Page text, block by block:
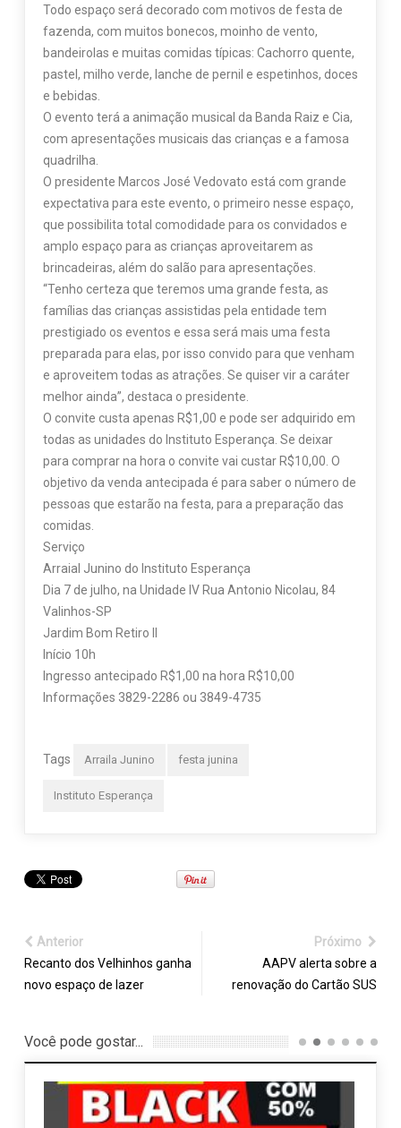
Todo espaço será decorado com motivos de festa de
fazenda, com muitos bonecos, moinho de vento,
bandeirolas e muitas comidas típicas: Cachorro quente,
pastel, milho verde, lanche de pernil e espetinhos, doces
e bebidas.
O evento terá a animação musical da Banda Raiz e Cia,
com apresentações musicais das crianças e a famosa
quadrilha.
O presidente Marcos José Vedovato está com grande
expectativa para este evento, o primeiro nesse espaço,
que possibilita total comodidade para os convidados e
amplo espaço para as crianças aproveitarem as
brincadeiras, além do salão para apresentações.
“Tenho certeza que teremos uma grande festa, as
famílias das crianças assistidas pela entidade tem
prestigiado os eventos e essa será mais uma festa
preparada para elas, por isso convido para que venham
e aproveitem todas as atrações. Se quiser vir a caráter
melhor ainda”, destaca o presidente.
O convite custa apenas R$1,00 e pode ser adquirido em
todas as unidades do Instituto Esperança. Se deixar
para comprar na hora o convite vai custar R$10,00. O
objetivo da venda antecipada é para saber o número de
pessoas que estarão na festa, para a preparação das
comidas.
Serviço
Arraial Junino do Instituto Esperança
Dia 7 de julho, na Unidade IV Rua Antonio Nicolau, 84
Valinhos-SP
Jardim Bom Retiro II
Início 10h
Ingresso antecipado R$1,00 na hora R$10,00
Informações 3829-2286 ou 3849-4735
Tags Arraila Junino festa junina
Instituto Esperança
Anterior
Recanto dos Velhinhos ganha
novo espaço de lazer
Próximo
AAPV alerta sobre a
renovação do Cartão SUS
Você pode gostar...